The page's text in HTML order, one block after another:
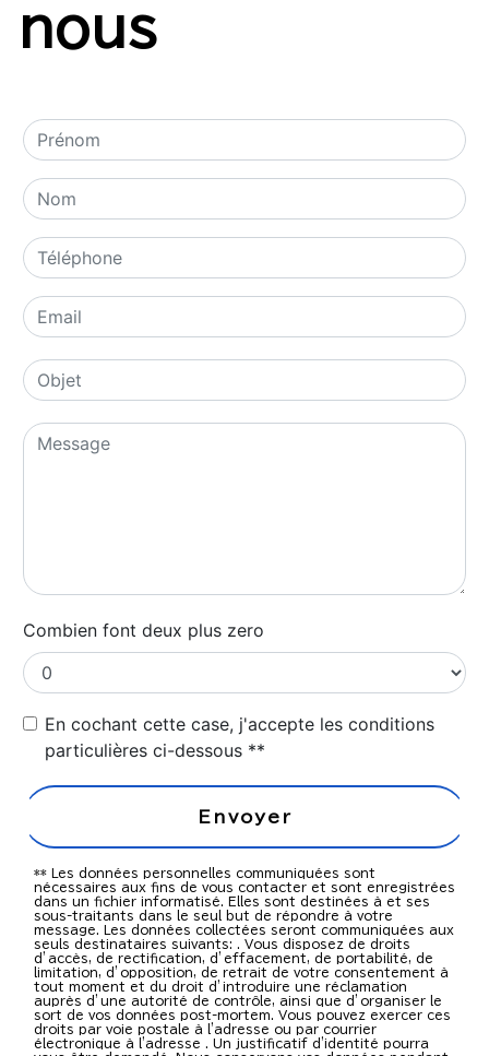
nous
Combien font deux plus zero
En cochant cette case, j'accepte les conditions
particulières ci-dessous **
Envoyer
** Les données personnelles communiquées sont
nécessaires aux fins de vous contacter et sont enregistrées
dans un fichier informatisé. Elles sont destinées à et ses
sous-traitants dans le seul but de répondre à votre
message. Les données collectées seront communiquées aux
seuls destinataires suivants: . Vous disposez de droits
d’accès, de rectification, d’effacement, de portabilité, de
limitation, d’opposition, de retrait de votre consentement à
tout moment et du droit d’introduire une réclamation
auprès d’une autorité de contrôle, ainsi que d’organiser le
sort de vos données post-mortem. Vous pouvez exercer ces
droits par voie postale à l'adresse ou par courrier
électronique à l'adresse . Un justificatif d'identité pourra